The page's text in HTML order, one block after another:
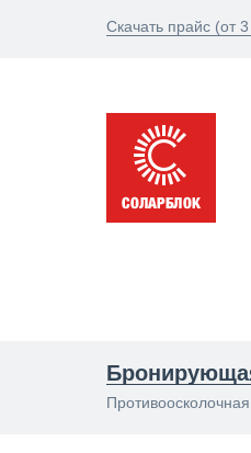
Скачать прайс (от